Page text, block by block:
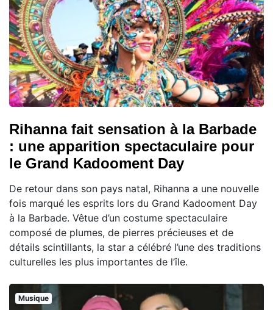
Rihanna fait sensation à la Barbade
: une apparition spectaculaire pour
le Grand Kadooment Day
De retour dans son pays natal, Rihanna a une nouvelle
fois marqué les esprits lors du Grand Kadooment Day
à la Barbade. Vêtue d’un costume spectaculaire
composé de plumes, de pierres précieuses et de
détails scintillants, la star a célébré l’une des traditions
culturelles les plus importantes de l’île.
Musique